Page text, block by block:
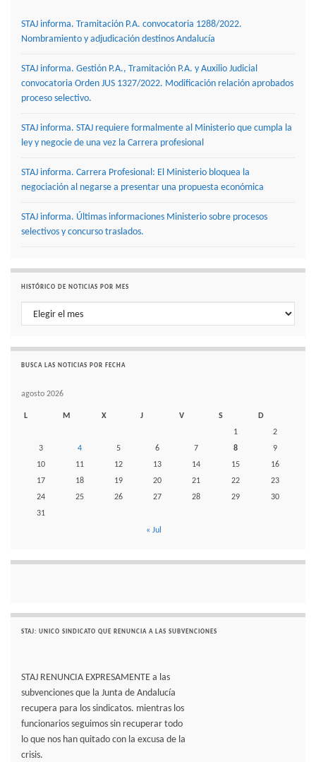
STAJ informa. Tramitación P.A. convocatoria 1288/2022.
Nombramiento y adjudicación destinos Andalucía
STAJ informa. Gestión P.A., Tramitación P.A. y Auxilio Judicial
convocatoria Orden JUS 1327/2022. Modificación relación aprobados
proceso selectivo.
STAJ informa. STAJ requiere formalmente al Ministerio que cumpla la
ley y negocie de una vez la Carrera profesional
STAJ informa. Carrera Profesional: El Ministerio bloquea la
negociación al negarse a presentar una propuesta económica
STAJ informa. Últimas informaciones Ministerio sobre procesos
selectivos y concurso traslados.
HISTÓRICO DE NOTICIAS POR MES
Histórico de noticias por mes
BUSCA LAS NOTICIAS POR FECHA
agosto 2026
L M X J V S
D
1
2
3
4 5 6 7 8
9
10
11 12 13 14 15
16
17
18 19 20 21 22
23
24
25 26 27 28 29
30
31
« Jul
STAJ: UNICO SINDICATO QUE RENUNCIA A LAS SUBVENCIONES
STAJ RENUNCIA EXPRESAMENTE a las
subvenciones que la Junta de Andalucía
recupera para los sindicatos. mientras los
funcionarios seguimos sin recuperar todo
lo que nos han quitado con la excusa de la
crisis.